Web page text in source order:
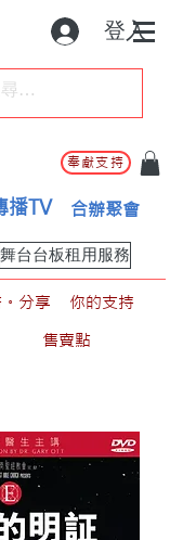
登入
奉獻支持
播TV 合辦聚會
舞台台板租用服務
分享
你的支持
售賣點